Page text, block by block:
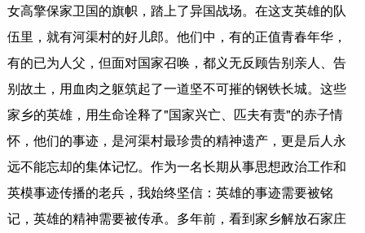
女高擎保家卫国的旗帜，踏上了异国战场。在这支英雄的队
伍里，就有河渠村的好儿郎。他们中，有的正值青春年华，
有的已为人父，但面对国家召唤，都义无反顾告别亲人、告
别故土，用血肉之躯筑起了一道坚不可摧的钢铁长城。这些
家乡的英雄，用生命诠释了"国家兴亡、匹夫有责"的赤子情
怀，他们的事迹，是河渠村最珍贵的精神遗产，更是后人永
远不能忘却的集体记忆。作为一名长期从事思想政治工作和
英模事迹传播的老兵，我始终坚信：英雄的事迹需要被铭
记，英雄的精神需要被传承。多年前，看到家乡解放石家庄